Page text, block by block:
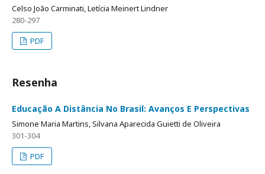
Celso João Carminati, Letícia Meinert Lindner
280-297
PDF
Resenha
Educação A Distância No Brasil: Avanços E Perspectivas
Simone Maria Martins, Silvana Aparecida Guietti de Oliveira
301-304
PDF